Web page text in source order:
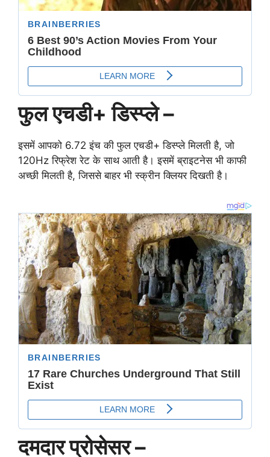
फुल एचडी+ डिस्प्ले –
इसमें आपको 6.72 इंच की फुल एचडी+ डिस्प्ले मिलती है, जो
120Hz रिफ्रेश रेट के साथ आती है। इसमें ब्राइटनेस भी काफी
अच्छी मिलती है, जिससे बाहर भी स्क्रीन क्लियर दिखती है।
दमदार प्रोसेसर –